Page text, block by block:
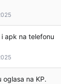
apk na telefonu
na KP.